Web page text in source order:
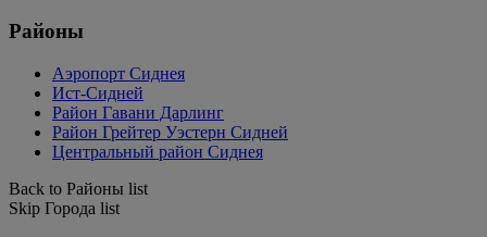
Районы
Аэропорт Сиднея
Ист-Сидней
Район Гавани Дарлинг
Район Грейтер Уэстерн Сидней
Центральный район Сиднея
Back to Районы list
Skip Города list